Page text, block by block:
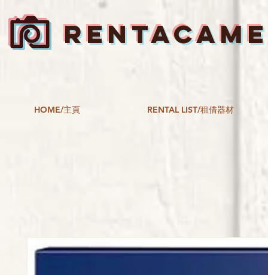
HOME/主頁 RENTAL LIST/租借器材